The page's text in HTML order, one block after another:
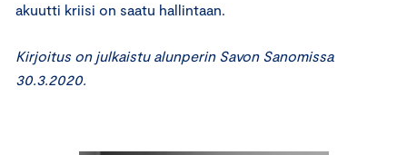
akuutti kriisi on saatu hallintaan.
Kirjoitus on julkaistu alunperin Savon Sanomissa
30.3.2020.